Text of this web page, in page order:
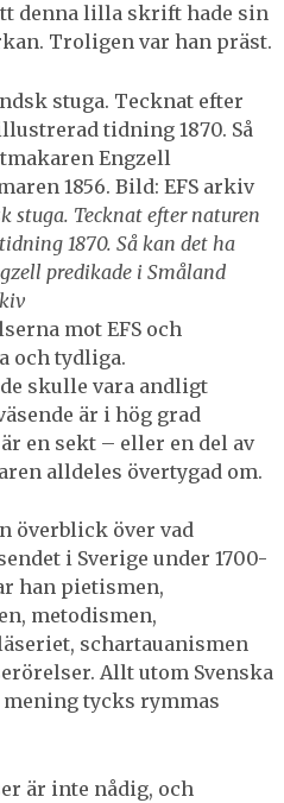
denna lilla skrift hade sin
Troligen var han präst.
stuga. Tecknat efter naturen
1870. Så kan det ha
predikade i Småland
mot EFS och
och tydliga.
skulle vara andligt
är i hög grad
en sekt – eller en del av
alldeles övertygad om.
överblick över vad
i Sverige under 1700-
han pietismen,
metodismen,
schartauanismen
Allt utom Svenska
tycks rymmas
är inte nådig, och